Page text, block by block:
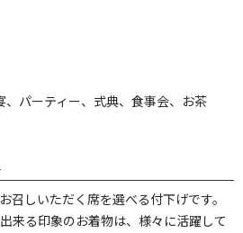
、パーティー、式典、食事会、お茶
召しいただく席を選べる付下げです。
来る印象のお着物は、様々に活躍して